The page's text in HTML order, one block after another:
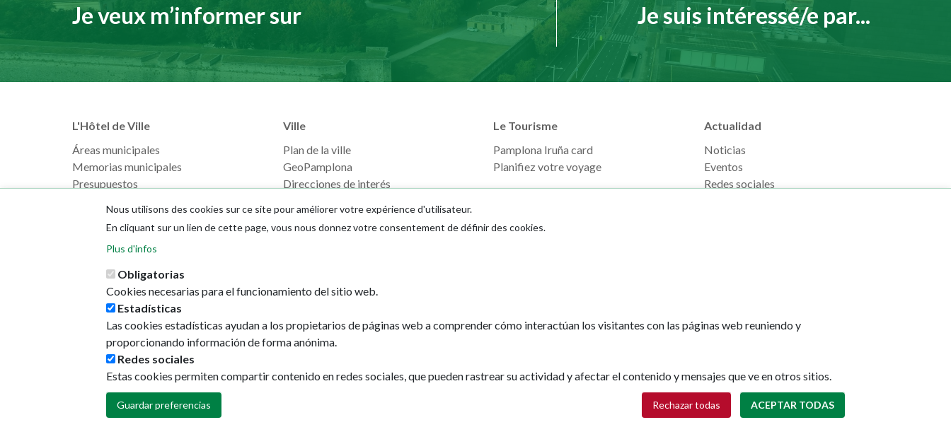
Je veux m’informer sur Je suis intéressé/e par...
L'Hôtel de Ville
Áreas municipales
Memorias municipales
Presupuestos
Ville
Plan de la ville
GeoPamplona
Direcciones de interés
Le Tourisme
Pamplona Iruña card
Planifiez votre voyage
Actualidad
Noticias
Eventos
Redes sociales
Ayuntamiento de Pamplona
948 420 100
pamplona@pamplona.es
Footer
Aviso legal
Accesibilidad
Mapa web
Nous utilisons des cookies sur ce site pour améliorer votre expérience d'utilisateur.
En cliquant sur un lien de cette page, vous nous donnez votre consentement de définir des cookies.
Plus d'infos
Obligatorias
Cookies necesarias para el funcionamiento del sitio web.
Estadísticas
Las cookies estadísticas ayudan a los propietarios de páginas web a comprender cómo interactúan los visitantes con las páginas web reuniendo y
proporcionando información de forma anónima.
Redes sociales
Estas cookies permiten compartir contenido en redes sociales, que pueden rastrear su actividad y afectar el contenido y mensajes que ve en otros sitios.
Guardar preferencias Rechazar todas ACEPTAR TODAS
Retirar consentimiento